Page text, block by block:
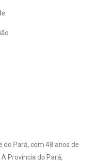
Pará, com 48 anos de
Província do Pará,